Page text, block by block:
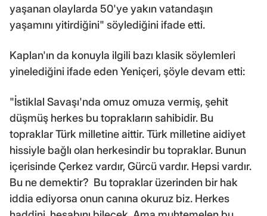
yaşanan olaylarda 50'ye yakın vatandaşın
yaşamını yitirdiğini" söylediğini ifade etti.
Kaplan'ın da konuyla ilgili bazı klasik söylemleri
yinelediğini ifade eden Yeniçeri, şöyle devam etti:
"İstiklal Savaşı'nda omuz omuza vermiş, şehit
düşmüş herkes bu toprakların sahibidir. Bu
topraklar Türk milletine aittir. Türk milletine aidiyet
hissiyle bağlı olan herkesindir bu topraklar. Bunun
içerisinde Çerkez vardır, Gürcü vardır. Hepsi vardır.
Bu ne demektir? Bu topraklar üzerinden bir hak
iddia ediyorsa onun canına okuruz biz. Herkes